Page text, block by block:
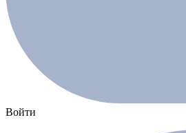
Войти